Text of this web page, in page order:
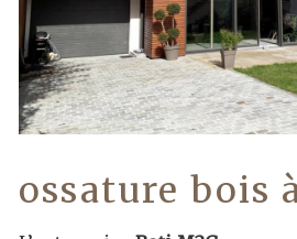
ossature bois